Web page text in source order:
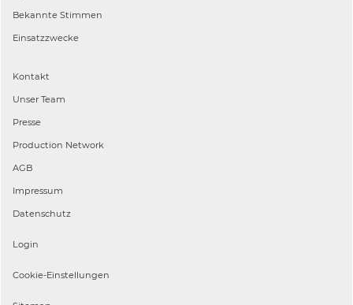
Bekannte Stimmen
Einsatzzwecke
Kontakt
Unser Team
Presse
Production Network
AGB
Impressum
Datenschutz
Login
Cookie-Einstellungen